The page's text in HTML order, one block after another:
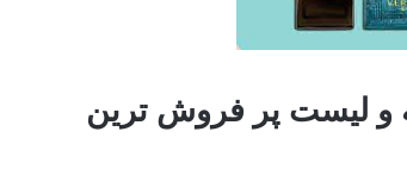
و لیست پر فروش ترین